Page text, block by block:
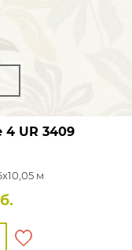
4 UR 3409
м